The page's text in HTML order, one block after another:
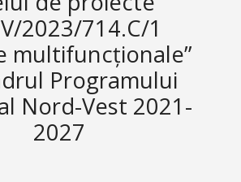
2023/714.C/1
multifuncționale”
Programului
Nord-Vest 2021-
2027